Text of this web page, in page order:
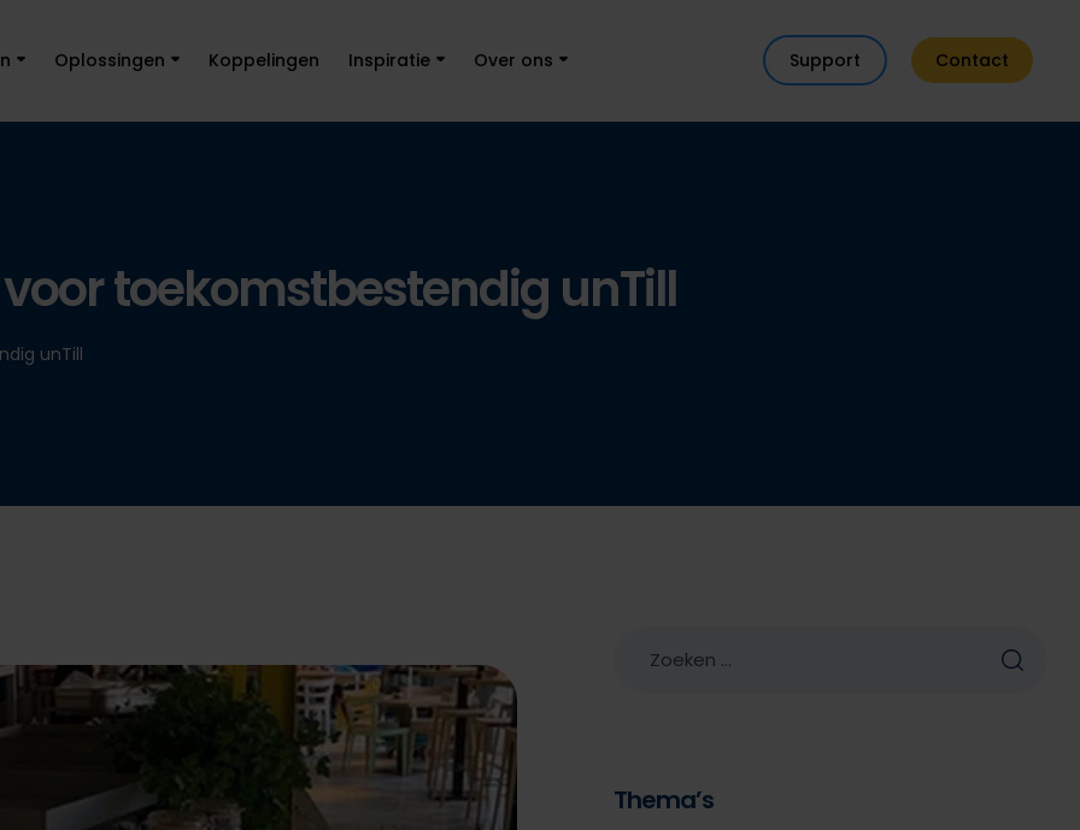
Oplossingen Koppelingen Inspiratie Over ons Support Contact
toekomstbestendig unTill
unTill
Thema’s